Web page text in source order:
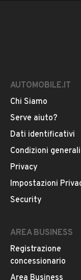
AUTOMOBILE.IT
Chi Siamo
Serve aiuto?
Dati identificativi
Condizioni generali
Privacy
Impostazioni
Security
AREA BUSINESS
Registrazione
concessionario
Area Business